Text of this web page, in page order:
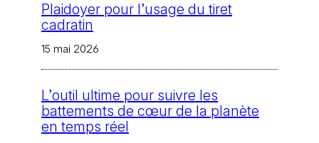
Plaidoyer pour l’usage du tiret
cadratin
15 mai 2026
L’outil ultime pour suivre les
battements de cœur de la planète
en temps réel